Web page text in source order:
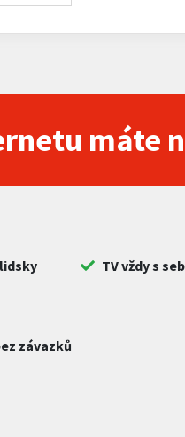
máte
TV vždy s
závazků